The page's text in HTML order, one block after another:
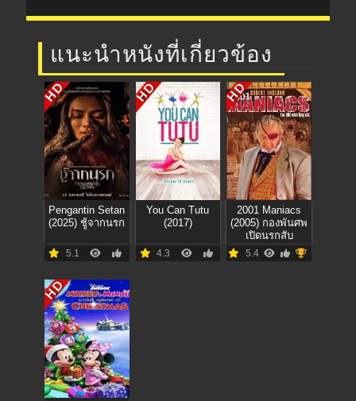
แนะนำหนังที่เกี่ยวข้อง
HD
Pengantin Setan
(2025) ชู้จากนรก
5.1
HD
You Can Tutu
(2017)
4.3
HD
2001 Maniacs
(2005) กองพันศพ
เปิดนรกสับ
5.4
HD